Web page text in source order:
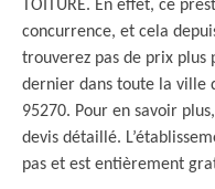
TOITURE. En effet, ce
concurrence, et cela
trouverez pas de prix plus
dernier dans toute la ville
95270. Pour en savoir
devis détaillé.
pas et est entièrement